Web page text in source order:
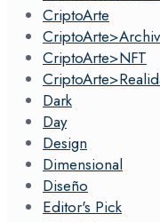
CriptoArte
CriptoArte>NFT
Dark
Day
Design
Dimensional
Diseño
Editor's Pick